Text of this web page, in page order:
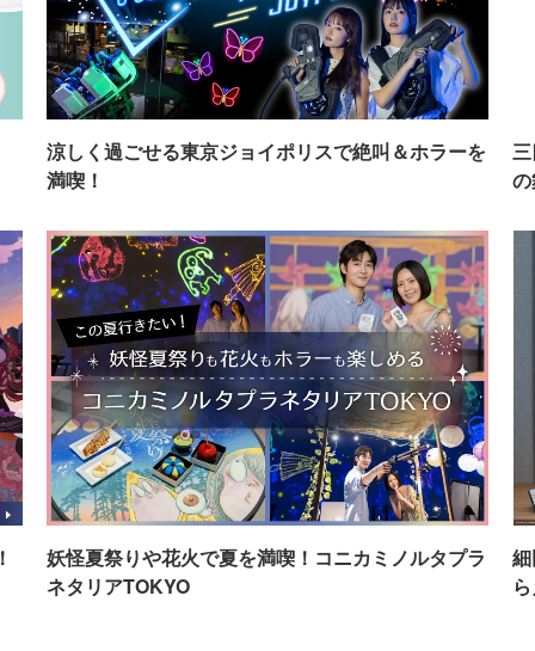
涼しく過ごせる東京ジョイポリスで絶叫＆ホラーを
満喫！
妖怪夏祭りや花火で夏を満喫！コニカミノルタプラ
ネタリアTOKYO